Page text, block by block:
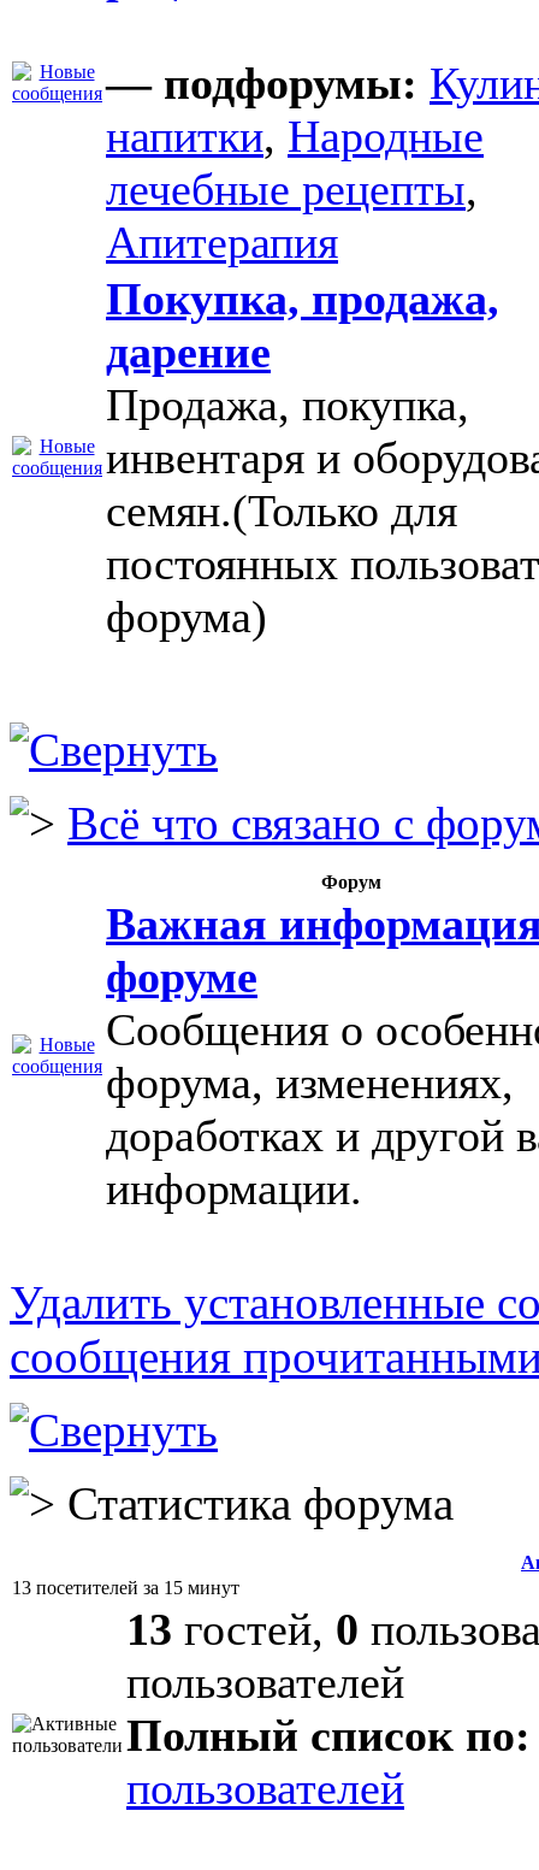
— подфорумы:
напитки, Народные
лечебные рецепты,
Апитерапия
Покупка, продажа,
дарение
Продажа, покупка,
инвентаря и
семян.(Только для
постоянных
форума)
Всё что связано с
Форум
Важная
форуме
Сообщения о
форума, изменениях,
доработках и другой
информации.
Удалить установленные
сообщения
Статистика форума
13 посетителей за 15 минут
13 гостей, 0
пользователей
Полный список по:
пользователей